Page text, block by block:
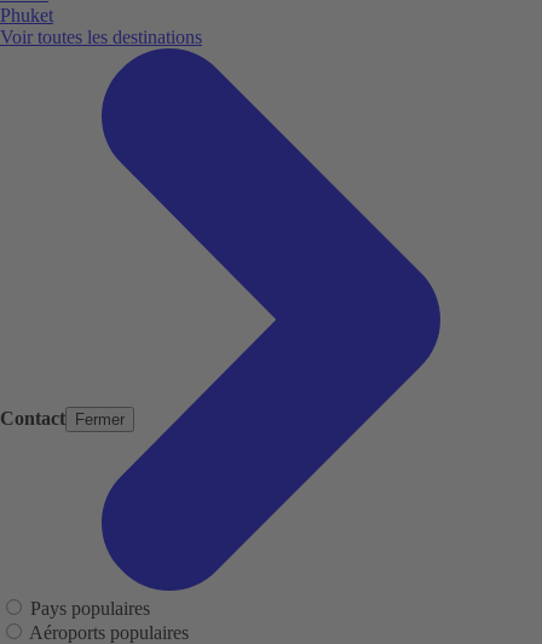
Contact Fermer
Phuket
Voir toutes les destinations
Pays populaires
Aéroports populaires